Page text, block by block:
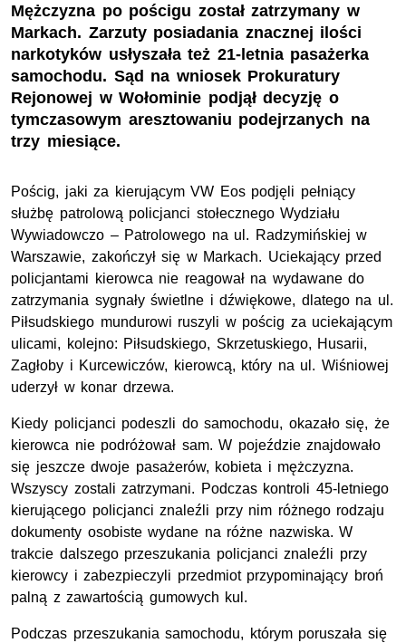
Mężczyzna po pościgu został zatrzymany w
Markach. Zarzuty posiadania znacznej ilości
narkotyków usłyszała też 21-letnia pasażerka
samochodu. Sąd na wniosek Prokuratury
Rejonowej w Wołominie podjął decyzję o
tymczasowym aresztowaniu podejrzanych na
trzy miesiące.
Pościg, jaki za kierującym VW Eos podjęli pełniący
służbę patrolową policjanci stołecznego Wydziału
Wywiadowczo – Patrolowego na ul. Radzymińskiej w
Warszawie, zakończył się w Markach. Uciekający przed
policjantami kierowca nie reagował na wydawane do
zatrzymania sygnały świetlne i dźwiękowe, dlatego na ul.
Piłsudskiego mundurowi ruszyli w pościg za uciekającym
ulicami, kolejno: Piłsudskiego, Skrzetuskiego, Husarii,
Zagłoby i Kurcewiczów, kierowcą, który na ul. Wiśniowej
uderzył w konar drzewa.
Kiedy policjanci podeszli do samochodu, okazało się, że
kierowca nie podróżował sam. W pojeździe znajdowało
się jeszcze dwoje pasażerów, kobieta i mężczyzna.
Wszyscy zostali zatrzymani. Podczas kontroli 45-letniego
kierującego policjanci znaleźli przy nim różnego rodzaju
dokumenty osobiste wydane na różne nazwiska. W
trakcie dalszego przeszukania policjanci znaleźli przy
kierowcy i zabezpieczyli przedmiot przypominający broń
palną z zawartością gumowych kul.
Podczas przeszukania samochodu, którym poruszała się